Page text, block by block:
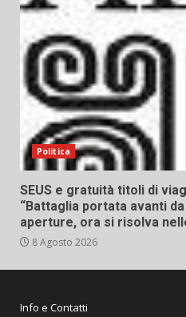
Politica
SEUS e gratuità titoli di
“Battaglia portata avanti
aperture, ora si risolva
8 Agosto 2026
Info e Contatti